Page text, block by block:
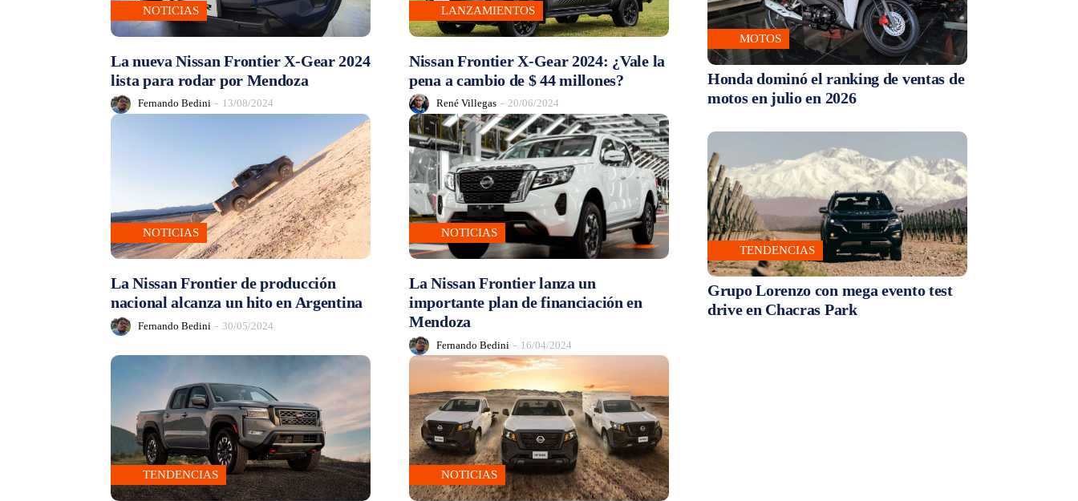
NOTICIAS
La nueva Nissan Frontier X-Gear 2024
lista para rodar por Mendoza
Fernando Bedini - 13/08/2024
LANZAMIENTOS
Nissan Frontier X-Gear 2024: ¿Vale la
pena a cambio de $ 44 millones?
René Villegas - 20/06/2024
NOTICIAS
La Nissan Frontier de producción
nacional alcanza un hito en Argentina
Fernando Bedini - 30/05/2024
NOTICIAS
La Nissan Frontier lanza un
importante plan de financiación en
Mendoza
Fernando Bedini - 16/04/2024
TENDENCIAS NOTICIAS
MOTOS
Honda dominó el ranking de ventas de
motos en julio en 2026
TENDENCIAS
Grupo Lorenzo con mega evento test
drive en Chacras Park